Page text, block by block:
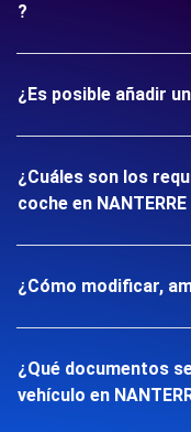
?
¿Es posible añadir
¿Cuáles son los
coche en NANTERRE
¿Cómo modificar,
¿Qué documentos
vehículo en